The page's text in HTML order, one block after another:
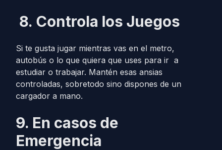
8. Controla los Juegos
Si te gusta jugar mientras vas en el metro,
autobús o lo que quiera que uses para ir a
estudiar o trabajar. Mantén esas ansias
controladas, sobretodo sino dispones de un
cargador a mano.
9. En casos de
Emergencia